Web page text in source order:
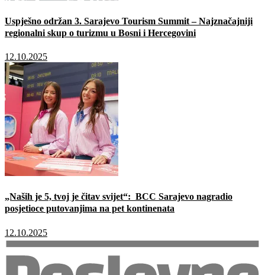
Uspješno održan 3. Sarajevo Tourism Summit – Najznačajniji
regionalni skup o turizmu u Bosni i Hercegovini
12.10.2025
„Naših je 5, tvoj je čitav svijet“: BCC Sarajevo nagradio
posjetioce putovanjima na pet kontinenata
12.10.2025